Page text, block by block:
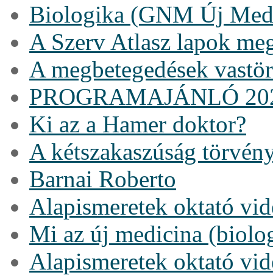
Biologika (GNM Új
A Szerv Atlasz lapok
A megbetegedések
PROGRAMAJÁNLÓ
Ki az a Hamer doktor?
A kétszakaszúság
Barnai Roberto
Alapismeretek oktató
Mi az új medicina
Alapismeretek oktató